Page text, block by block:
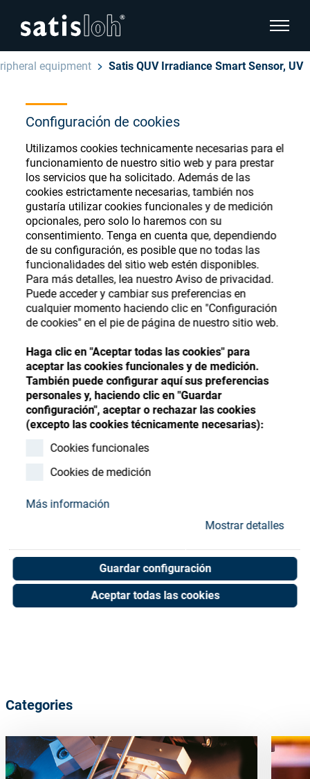
Configuración de cookies
Utilizamos cookies technicamente necesarias para el
funcionamiento de nuestro sitio web y para prestar
los servicios que ha solicitado. Además de las
cookies estrictamente necesarias, también nos
gustaría utilizar cookies funcionales y de medición
opcionales, pero solo lo haremos con su
consentimiento. Tenga en cuenta que, dependiendo
de su configuración, es posible que no todas las
funcionalidades del sitio web estén disponibles.
Para más detalles, lea nuestro Aviso de privacidad.
Puede acceder y cambiar sus preferencias en
cualquier momento haciendo clic en "Configuración
de cookies" en el pie de página de nuestro sitio web.
Haga clic en "Aceptar todas las cookies" para
aceptar las cookies funcionales y de medición.
También puede configurar aquí sus preferencias
personales y, haciendo clic en "Guardar
configuración", aceptar o rechazar las cookies
(excepto las cookies técnicamente necesarias):
Cookies funcionales
Cookies de medición
Más información
Mostrar detalles
Guardar configuración
Aceptar todas las cookies
show
Español
Oftálmica
Óptica de Precisión
Quiénes Somos
Carrera
Recursos
Contacto
Store
hide page navigation
English
Deutsch
汉语
Français
equipment Satis QUV Irradiance Smart Sensor, UV
Ophthalmic Consumables
Store
Register or Sign-in to access your accounts
and explore our wide range of ophthalmic
consumables
Register Sign-In
Satis QUV Irradiance
Smart Sensor, UV
Unit of measure : Piece
Shop now
Categories